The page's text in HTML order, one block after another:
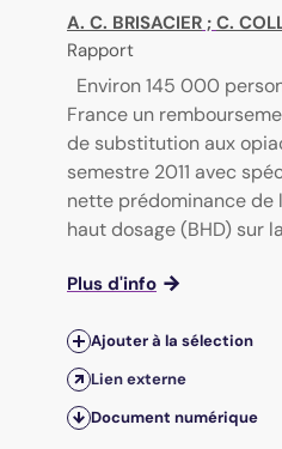
A. C. BRISACIER ; C.
Rapport
Environ 145 000
France un
de substitution aux
semestre 2011 avec
nette prédominance de
haut dosage (BHD) sur
Plus d'info
Ajouter à la sélection
Lien externe
Document numérique